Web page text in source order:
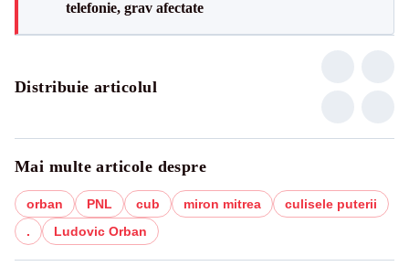
telefonie, grav afectate
Distribuie articolul
Mai multe articole despre
orban PNL cub miron mitrea
culisele puterii
.
Ludovic Orban